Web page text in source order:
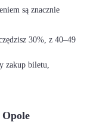
są znacznie
30%, z 40–49
zakup biletu,